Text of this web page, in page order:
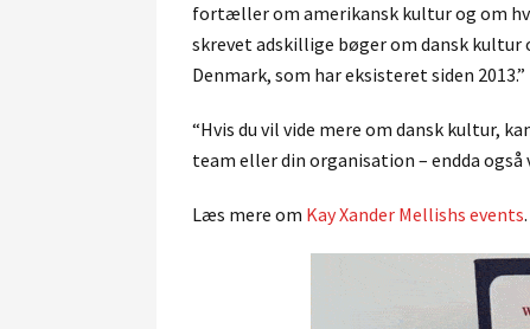
fortæller om amerikansk kultur og om
skrevet adskillige bøger om dansk kultur
Denmark, som har eksisteret siden 2013.”
“Hvis du vil vide mere om dansk kultur,
team eller din organisation – endda også
Læs mere om Kay Xander Mellishs events.